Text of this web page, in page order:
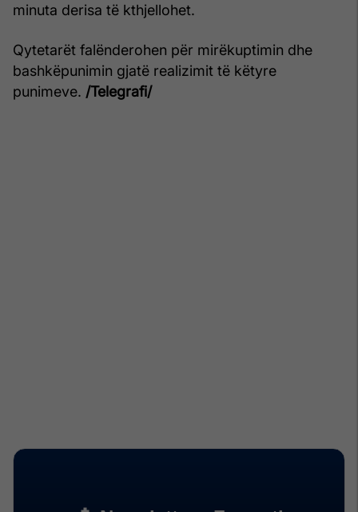
minuta derisa të kthjellohet.
Qytetarët falënderohen për mirëkuptimin dhe
bashkëpunimin gjatë realizimit të këtyre
punimeve. /Telegrafi/